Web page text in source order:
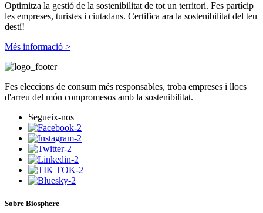
Optimitza la gestió de la sostenibilitat de tot un territori. Fes partícip
les empreses, turistes i ciutadans. Certifica ara la sostenibilitat del teu
destí!
Més informació >
Fes eleccions de consum més responsables, troba empreses i llocs
d'arreu del món compromesos amb la sostenibilitat.
Segueix-nos
Sobre Biosphere